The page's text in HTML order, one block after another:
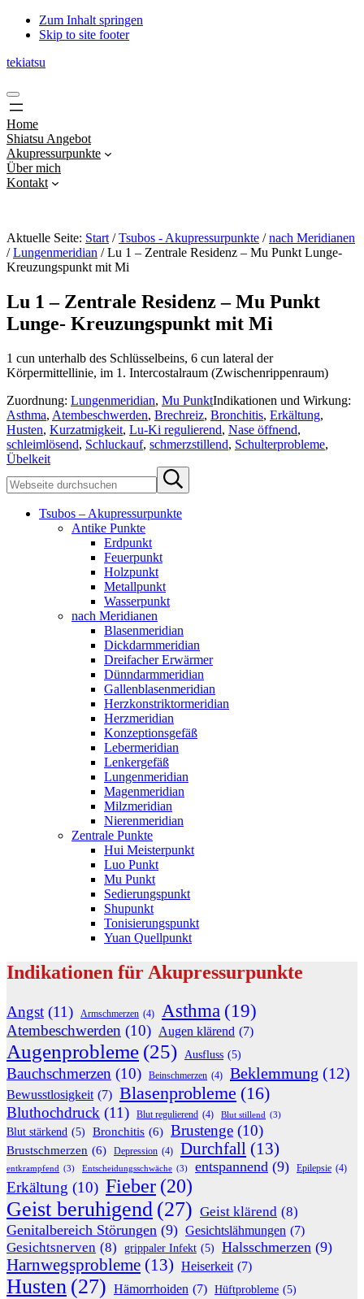
Zum Inhalt springen
Skip to site footer
tekiatsu
Shiatsu
bringt
Energie
in
Fluss...
Menu
Home
Shiatsu Angebot
Akupressurpunkte
Über mich
Kontakt
Aktuelle Seite: Start / Tsubos - Akupressurpunkte / nach Meridianen
/ Lungenmeridian /Lu 1 – Zentrale Residenz – Mu Punkt Lunge-
Kreuzungspunkt mit Mi
Lu 1 – Zentrale Residenz – Mu Punkt
Lunge- Kreuzungspunkt mit Mi
1 cun unterhalb des Schlüsselbeins, 6 cun lateral der
Körpermittellinie, im 1. Intercostalraum (Zwischenrippenraum)
Zuordnung: Lungenmeridian, Mu PunktIndikationen und Wirkung:
Asthma, Atembeschwerden, Brechreiz, Bronchitis, Erkältung,
Husten, Kurzatmigkeit, Lu-Ki regulierend, Nase öffnend,
schleimlösend, Schluckauf, schmerzstillend, Schulterprobleme,
Übelkeit
Sidebar
durchsuchen
Submit
search
Tsubos – Akupressurpunkte
Antike Punkte
Erdpunkt
Feuerpunkt
Holzpunkt
Metallpunkt
Wasserpunkt
nach Meridianen
Blasenmeridian
Dickdarmmeridian
Dreifacher Erwärmer
Dünndarmmeridian
Gallenblasenmeridian
Herzkonstriktormeridian
Herzmeridian
Konzeptionsgefäß
Lebermeridian
Lenkergefäß
Lungenmeridian
Magenmeridian
Milzmeridian
Nierenmeridian
Zentrale Punkte
Hui Meisterpunkt
Luo Punkt
Mu Punkt
Sedierungspunkt
Shupunkt
Tonisierungspunkt
Yuan Quellpunkt
Indikationen für Akupressurpunkte
Angst (11) Armschmerzen (4) Asthma (19)
Atembeschwerden (10) Augen klärend (7)
Augenprobleme (25) Ausfluss (5)
Bauchschmerzen (10) Beinschmerzen (4) Beklemmung (12)
Bewusstlosigkeit (7) Blasenprobleme (16)
Bluthochdruck (11) Blut regulierend (4) Blut stillend (3)
Blut stärkend (5) Bronchitis (6) Brustenge (10)
Brustschmerzen (6) Depression (4) Durchfall (13)
entkrampfend (3) Entscheidungsschwäche (3) entspannend (9) Epilepsie (4)
Erkältung (10) Fieber (20)
Geist beruhigend (27) Geist klärend (8)
Genitalbereich Störungen (9) Gesichtslähmungen (7)
Gesichtsnerven (8) grippaler Infekt (5) Halsschmerzen (9)
Harnwegsprobleme (13) Heiserkeit (7)
Husten (27) Hämorrhoiden (7) Hüftprobleme (5)